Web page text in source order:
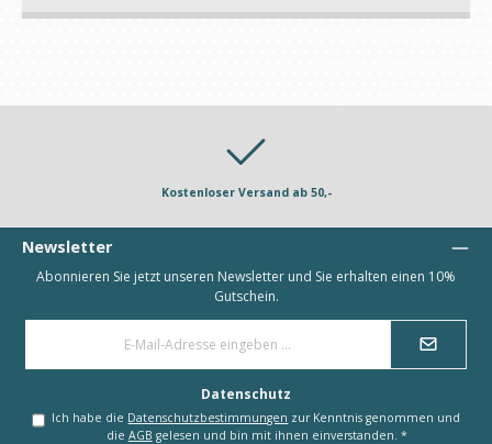
Kostenloser Versand ab 50,-
Newsletter
Abonnieren Sie jetzt unseren Newsletter und Sie erhalten einen 10%
Gutschein.
Datenschutz
Ich habe die Datenschutzbestimmungen zur Kenntnis genommen und
die AGB gelesen und bin mit ihnen einverstanden. *